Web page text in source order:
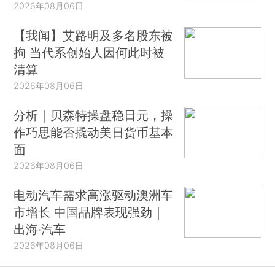
2026年08月06日
【我闻】艾路明及多名股东被
拘 当代系创始人因何此时被
清算
2026年08月06日
分析｜贝森特操盘稳日元，操
作巧思能否撬动美日货币基本
面
2026年08月06日
电动汽车需求高涨驱动澳洲车
市增长 中国品牌表现强劲｜
出海·汽车
2026年08月06日